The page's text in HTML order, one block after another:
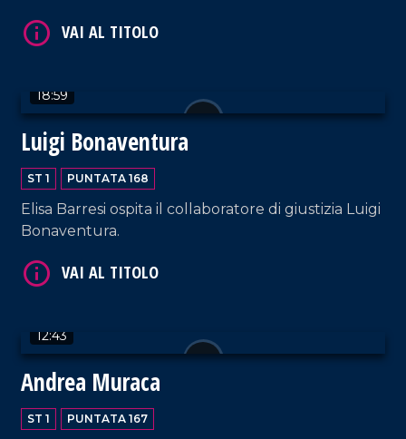
18:59
Luigi Bonaventura
ST 1 PUNTATA 168
Elisa Barresi ospita il collaboratore di giustizia Luigi
Bonaventura.
12:43
Andrea Muraca
ST 1 PUNTATA 167
VAI AL TITOLO
VAI AL TITOLO